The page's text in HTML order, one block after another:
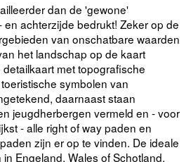
dan de 'gewone'
en achterzijde bedrukt! Zeker op de
van onschatbare waarden
het landschap op de kaart
met topografische
symbolen van
daarnaast staan
jeugdherbergen vermeld en - voor
- alle right of way paden en
zijn er op te vinden. De ideale
Engeland, Wales of Schotland.